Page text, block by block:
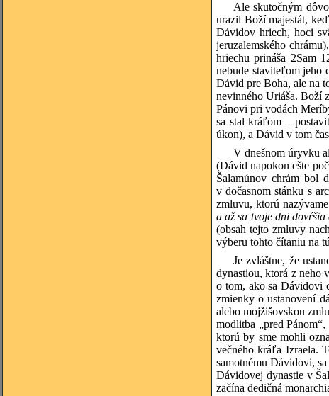
Ale skutočným
urazil Boží majestát,
Dávidov hriech, hoci
jeruzalemského
hriechu prináša 2Sam
nebude staviteľom jeho
Dávid pre Boha, ale na
nevinného Uriáša. Boží
Pánovi pri vodách
sa stal kráľom –
úkon), a Dávid v tom
V dnešnom úryvku
(Dávid napokon ešte
Šalamúnov chrám bol
v dočasnom stánku s
zmluvu, ktorú
a až sa tvoje dni
(obsah tejto zmluvy
výberu tohto čítaniu na
Je zvláštne, že
dynastiou, ktorá z neho
o tom, ako sa Dávidovi
zmienky o ustanovení
alebo mojžišovskou
modlitba „pred
ktorú by sme mohli
večného kráľa Izraela.
samotnému Dávidovi,
Dávidovej dynastie v
začína dedičná